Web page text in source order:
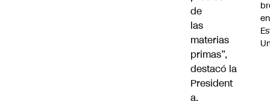
de
las
materias
primas”,
destacó la
President
a.
en